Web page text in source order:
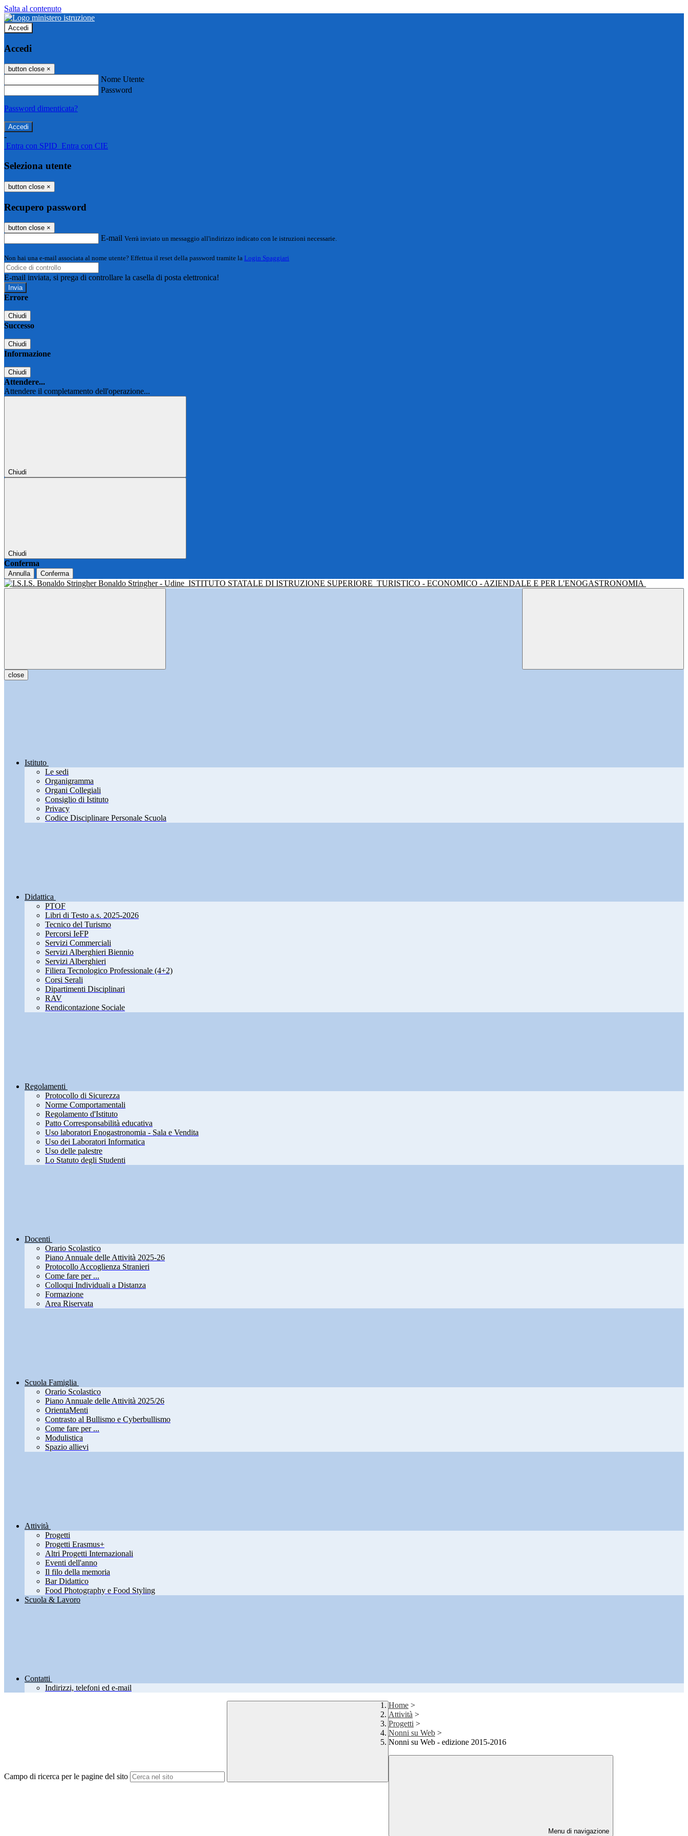
Salta al contenuto
Accedi
Accedi
button close ×
Nome Utente
Password
Password dimenticata?
-
Entra con SPID Entra con CIE
Seleziona utente
button close ×
Recupero password
button close ×
E-mail Verrà inviato un messaggio all'indirizzo indicato con le istruzioni necessarie.
Non hai una e-mail associata al nome utente? Effettua il reset della password tramite la Login Spaggiari
E-mail inviata, si prega di controllare la casella di posta elettronica!
Errore
Chiudi
Successo
Chiudi
Informazione
Chiudi
Attendere...
Attendere il completamento dell'operazione...
Chiudi
Chiudi
Conferma
Annulla Conferma
Bonaldo Stringher - Udine ISTITUTO STATALE DI ISTRUZIONE SUPERIORE TURISTICO - ECONOMICO - AZIENDALE E PER L'ENOGASTRONOMIA
close
Istituto
Le sedi
Organigramma
Organi Collegiali
Consiglio di Istituto
Privacy
Codice Disciplinare Personale Scuola
Didattica
PTOF
Libri di Testo a.s. 2025-2026
Tecnico del Turismo
Percorsi IeFP
Servizi Commerciali
Servizi Alberghieri Biennio
Servizi Alberghieri
Filiera Tecnologico Professionale (4+2)
Corsi Serali
Dipartimenti Disciplinari
RAV
Rendicontazione Sociale
Regolamenti
Protocollo di Sicurezza
Norme Comportamentali
Regolamento d'Istituto
Patto Corresponsabilità educativa
Uso laboratori Enogastronomia - Sala e Vendita
Uso dei Laboratori Informatica
Uso delle palestre
Lo Statuto degli Studenti
Docenti
Orario Scolastico
Piano Annuale delle Attività 2025-26
Protocollo Accoglienza Stranieri
Come fare per ...
Colloqui Individuali a Distanza
Formazione
Area Riservata
Scuola Famiglia
Orario Scolastico
Piano Annuale delle Attività 2025/26
OrientaMenti
Contrasto al Bullismo e Cyberbullismo
Come fare per ...
Modulistica
Spazio allievi
Attività
Progetti
Progetti Erasmus+
Altri Progetti Internazionali
Eventi dell'anno
Il filo della memoria
Bar Didattico
Food Photography e Food Styling
Scuola & Lavoro
Contatti
Indirizzi, telefoni ed e-mail
Campo di ricerca per le pagine del sito
Home >
Attività >
Progetti >
Nonni su Web >
Nonni su Web - edizione 2015-2016
Menu di navigazione